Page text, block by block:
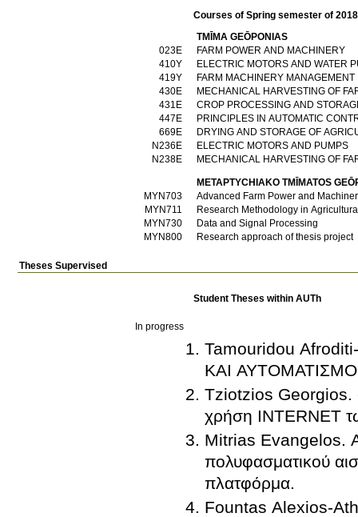
Courses of Spring semester of
TMĪMA GEŌPONIAS
023Ε
FARM POWER AND MACHINERY
410Υ
ELECTRIC MOTORS AND WATER
419Υ
FARM MACHINERY MANAGEMENT
430Ε
MECHANICAL HARVESTING OF
431Ε
CROP PROCESSING AND
447Ε
PRINCIPLES IN AUTOMATIC
669Ε
DRYING AND STORAGE OF
Ν236Ε
ELECTRIC MOTORS AND PUMPS
Ν238Ε
MECHANICAL HARVESTING OF
METAPTYCΗIAKO TMĪMATOS
ΜΥΝ703
Advanced Farm Power and
ΜΥΝ711
Research Methodology in
ΜΥΝ730
Data and Signal Processing
ΜΥΝ800
Research approach of thesis project
Theses Supervised
Student Theses within AUTh
In progress
Tamouridou
ΚΑΙ
Tziotzios Georgios.
χρήση INTERNET
Mitrias Evangelos.
πολυφασματικού
πλατφόρμα.
Fountas Alexios-